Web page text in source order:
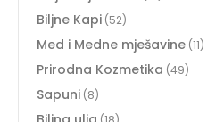
Biljne Kapi (52)
Med i Medne mješavine (11)
Prirodna Kozmetika (49)
Sapuni (8)